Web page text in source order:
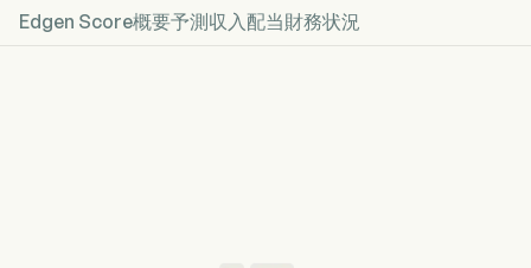
Edgen Score概要予測 収入 配当財務状況